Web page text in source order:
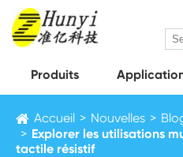
Produits
Accueil Nouvelles
Explorer les utilisations
tactile résistif